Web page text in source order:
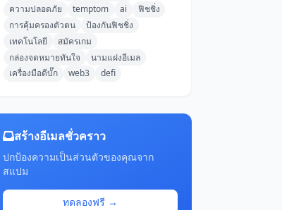
ความปลอดภัย
temptom ai
ฟิชชิ่ง
การคุ้มครองตัวตน
ป้องกันฟิชชิ่ง
เทคโนโลยี
สมัครเกม
กล่องจดหมายทันใจ
นามแฝงอีเมล
เครื่องมือดีบั๊ก
web3 defi
สร้างอีเมลชั่วคราว
ปกป้องความเป็นส่วนตัวของคุณจาก
สแปม
ทดลองฟรี →